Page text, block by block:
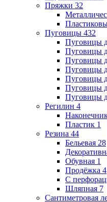
Пряжки 32
Пуговицы 432
Пуговицы
Пуговицы
Пуговицы
Пуговицы
Пуговицы
Пуговицы
Пуговицы
Регилин 4
Пластик 1
Резина 44
Бельевая 28
Обувная 1
Продёжка 4
С
Шляпная 7
Сантиметровая